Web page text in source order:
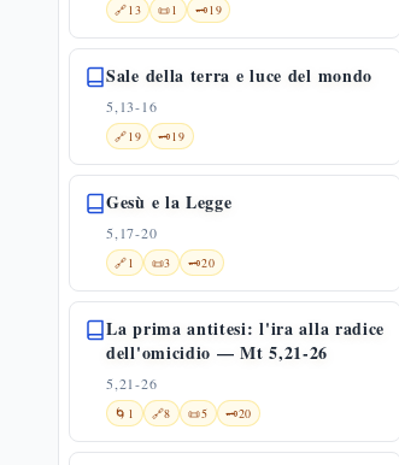
🔗13 📜1 🗝️19
Sale della terra e luce del mondo
5,13-16
🔗19 🗝️19
Gesù e la Legge
5,17-20
🔗1 📜3 🗝️20
La prima antitesi: l'ira alla radice
dell'omicidio — Mt 5,21-26
5,21-26
🌀 1 🔗8 📜5 🗝️20